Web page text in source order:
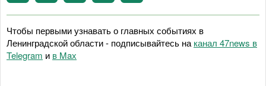
Чтобы первыми узнавать о главных событиях в
Ленинградской области - подписывайтесь на канал 47news в
Telegram и в Maх